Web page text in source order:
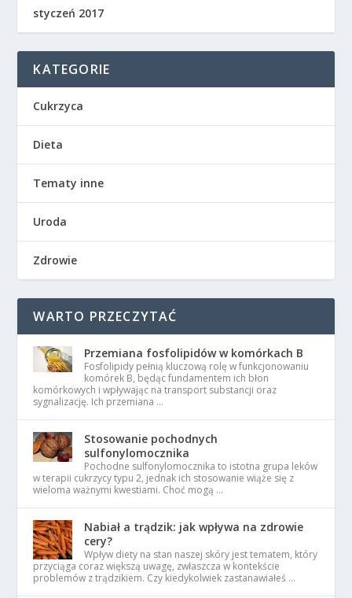
styczeń 2017
KATEGORIE
Cukrzyca
Dieta
Tematy inne
Uroda
Zdrowie
WARTO PRZECZYTAĆ
Przemiana fosfolipidów w komórkach B
Fosfolipidy pełnią kluczową rolę w funkcjonowaniu
komórek B, będąc fundamentem ich błon
komórkowych i wpływając na transport substancji oraz
sygnalizację. Ich przemiana …
Stosowanie pochodnych
sulfonylomocznika
Pochodne sulfonylomocznika to istotna grupa leków
w terapii cukrzycy typu 2, jednak ich stosowanie wiąże się z
wieloma ważnymi kwestiami. Choć mogą …
Nabiał a trądzik: jak wpływa na zdrowie
cery?
Wpływ diety na stan naszej skóry jest tematem, który
przyciąga coraz większą uwagę, zwłaszcza w kontekście
problemów z trądzikiem. Czy kiedykolwiek zastanawiałeś …